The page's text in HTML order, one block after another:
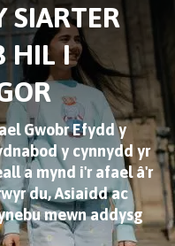
SIARTER
HIL I
Gwobr Efydd y
y cynnydd yr
a mynd i'r afael â'r
du, Asiaidd ac
mewn addysg